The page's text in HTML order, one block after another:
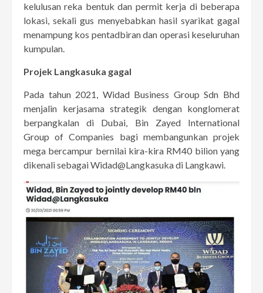
kelulusan reka bentuk dan permit kerja di beberapa
lokasi, sekali gus menyebabkan hasil syarikat gagal
menampung kos pentadbiran dan operasi keseluruhan
kumpulan.
Projek Langkasuka gagal
Pada tahun 2021, Widad Business Group Sdn Bhd
menjalin kerjasama strategik dengan konglomerat
berpangkalan di Dubai, Bin Zayed International
Group of Companies bagi membangunkan projek
mega bercampur bernilai kira-kira RM40 bilion yang
dikenali sebagai Widad@Langkasuka di Langkawi.